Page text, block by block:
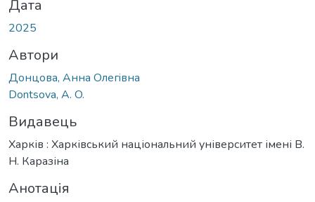
Дата
2025
Автори
Донцова, Aннa Oлeгiвнa
Dontsova, A. O.
Видавець
Харків : Харківський національний університет імені В.
Н. Каразіна
Анотація